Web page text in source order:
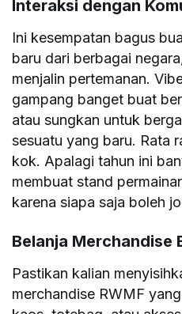
Interaksi dengan
Ini kesempatan bagus
baru dari berbagai
menjalin pertemanan.
gampang banget buat
atau sungkan untuk
sesuatu yang baru. Rata
kok. Apalagi tahun ini
membuat stand
karena siapa saja boleh
Belanja Merchandise
Pastikan kalian
merchandise RWMF